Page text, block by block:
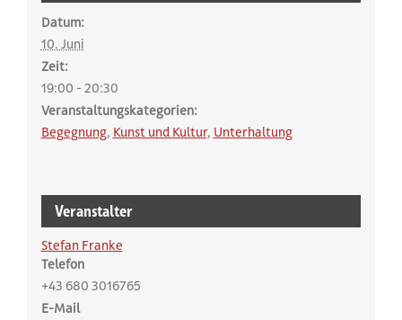
Datum:
10. Juni
Zeit:
19:00 - 20:30
Veranstaltungskategorien:
Begegnung, Kunst und Kultur, Unterhaltung
Veranstalter
Stefan Franke
Telefon
+43 680 3016765
E-Mail